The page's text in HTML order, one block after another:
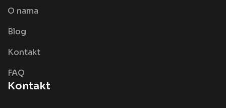
O nama
Blog
Kontakt
FAQ
Kontakt